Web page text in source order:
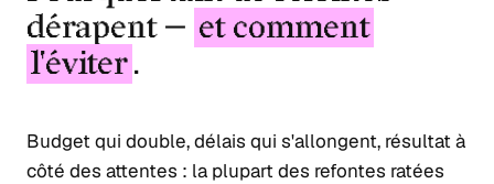
dérapent — et comment
l'éviter.
Budget qui double, délais qui s'allongent, résultat à
côté des attentes : la plupart des refontes ratées